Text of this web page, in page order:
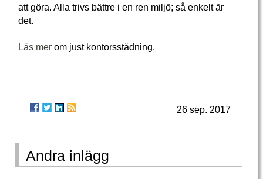
att göra. Alla trivs bättre i en ren miljö; så enkelt är
det.
Läs mer om just kontorsstädning.
26 sep. 2017
Andra inlägg